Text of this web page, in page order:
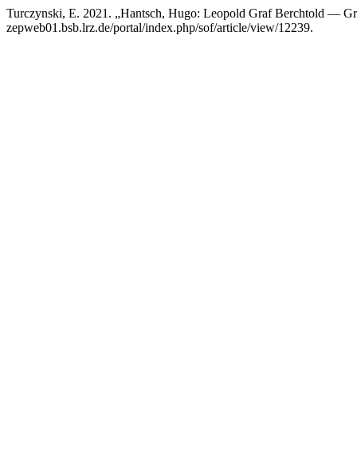
Turczynski, E. 2021. „Hantsch, Hugo: Leopold Graf Berchtold —
zepweb01.bsb.lrz.de/portal/index.php/sof/article/view/12239.